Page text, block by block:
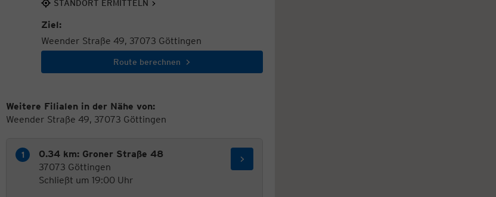
STANDORT ERMITTELN
Ziel:
Weender Straße 49, 37073 Göttingen
Route berechnen
Weitere Filialen in der Nähe von:
Weender Straße 49, 37073 Göttingen
0.34 km: Groner Straße 48
37073 Göttingen
Schließt um 19:00 Uhr